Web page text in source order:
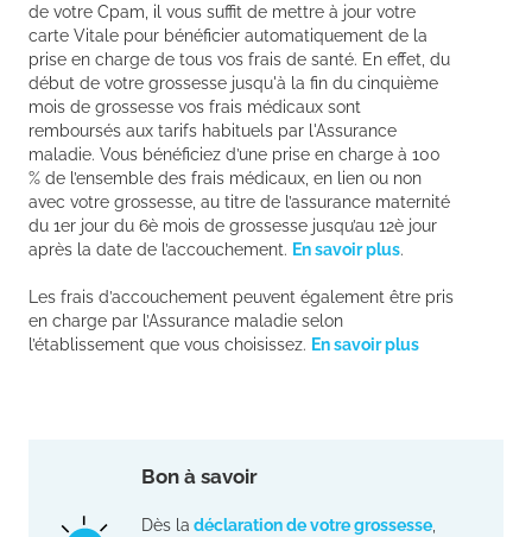
de votre Cpam, il vous suffit de mettre à jour votre
carte Vitale pour bénéficier automatiquement de la
prise en charge de tous vos frais de santé. En effet, du
début de votre grossesse jusqu'à la fin du cinquième
mois de grossesse vos frais médicaux sont
remboursés aux tarifs habituels par l'Assurance
maladie. Vous bénéficiez d’une prise en charge à 100
% de l’ensemble des frais médicaux, en lien ou non
avec votre grossesse, au titre de l’assurance maternité
du 1er jour du 6è mois de grossesse jusqu’au 12è jour
après la date de l’accouchement. En savoir plus.
Les frais d’accouchement peuvent également être pris
en charge par l’Assurance maladie selon
l’établissement que vous choisissez. En savoir plus
Bon à savoir
Dès la déclaration de votre grossesse,